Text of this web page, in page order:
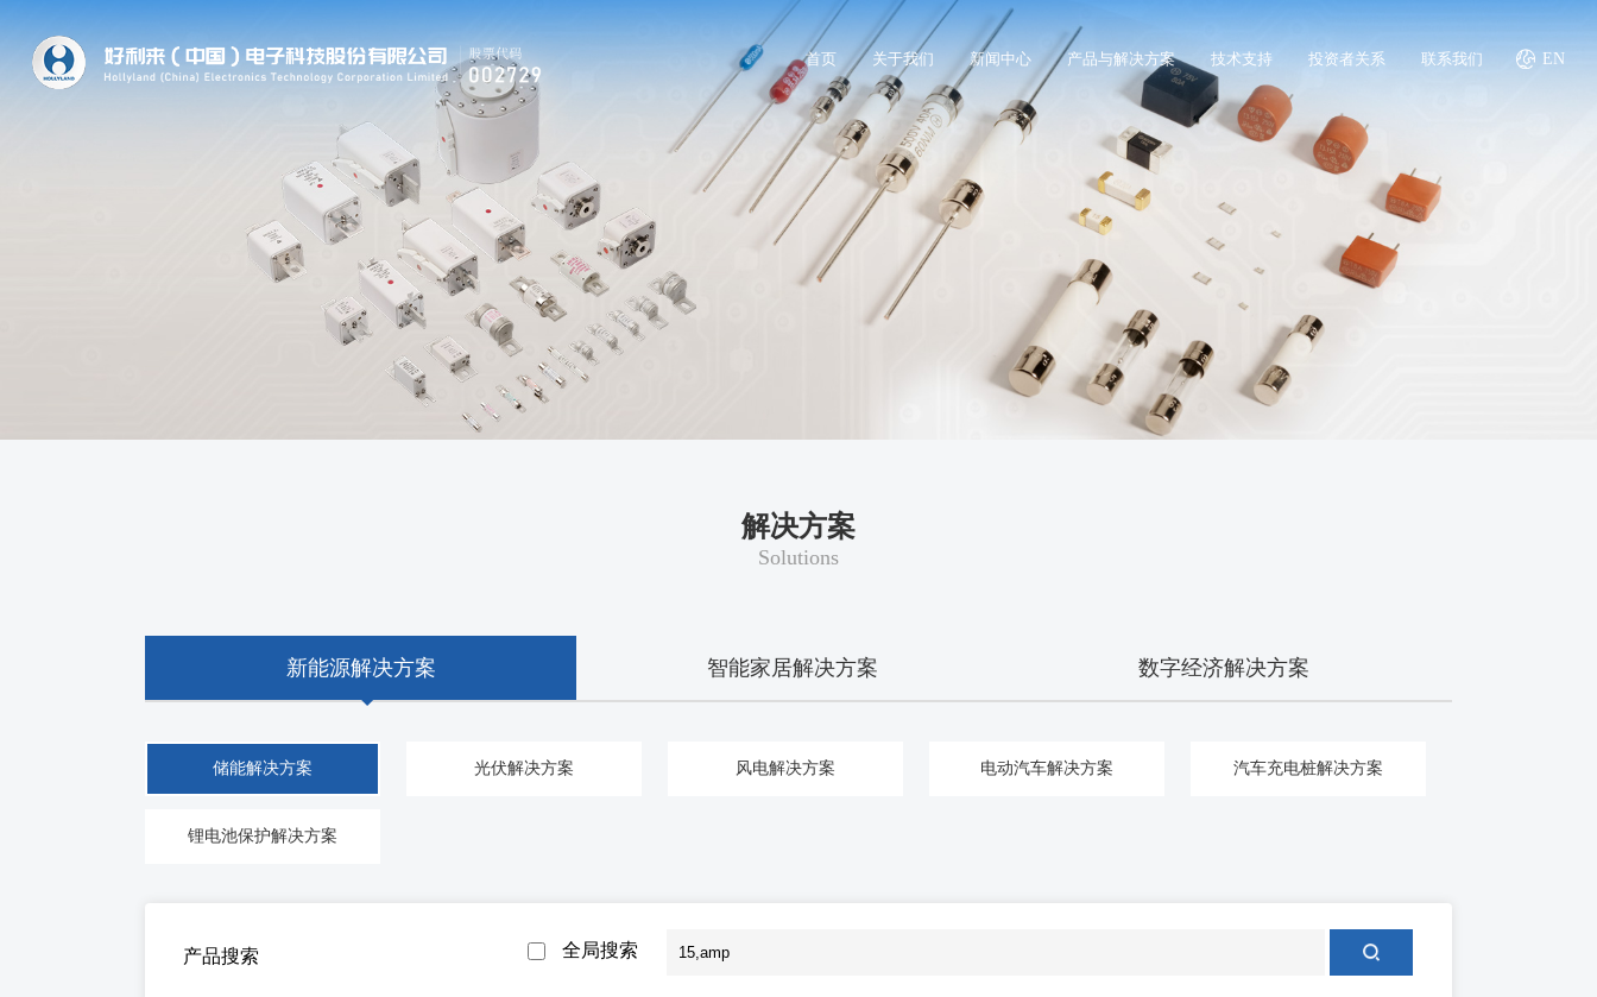
EN
首页 关于我们 新闻中心 产品与解决方案 技术支持 投资者关系 联系我们
解决方案
Solutions
新能源解决方案 智能家居解决方案 数字经济解决方案
储能解决方案 光伏解决方案 风电解决方案 电动汽车解决方案 汽车充电桩解决方案
锂电池保护解决方案
产品搜索 全局搜索